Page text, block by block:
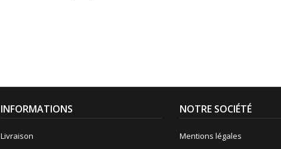
INFORMATIONS
Livraison
NOTRE SOCIÉTÉ
Mentions légales